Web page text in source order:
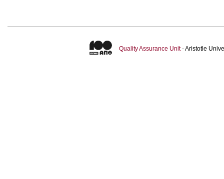
Quality Assurance Unit- Aristotle